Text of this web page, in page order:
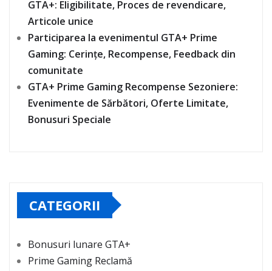
GTA+: Eligibilitate, Proces de revendicare,
Articole unice
Participarea la evenimentul GTA+ Prime
Gaming: Cerințe, Recompense, Feedback din
comunitate
GTA+ Prime Gaming Recompense Sezoniere:
Evenimente de Sărbători, Oferte Limitate,
Bonusuri Speciale
CATEGORII
Bonusuri lunare GTA+
Prime Gaming Reclamă